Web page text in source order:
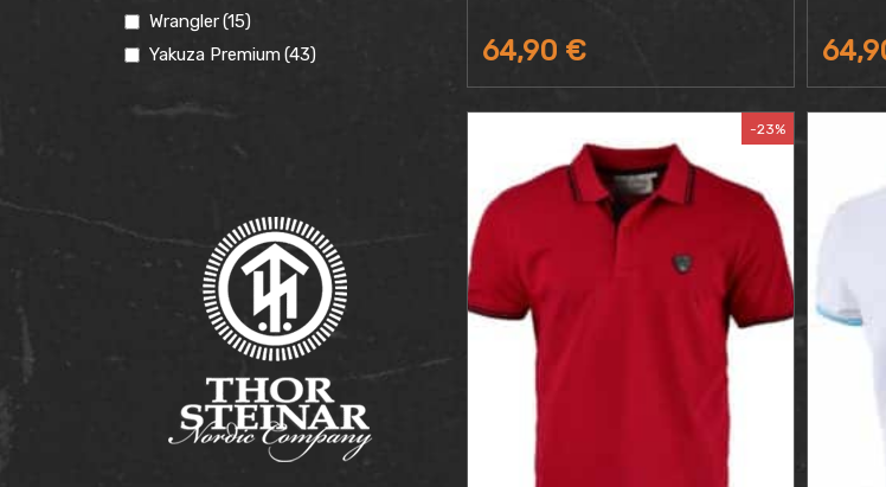
64,90 €
-23%
Wrangler(15)
Yakuza Premium (43)